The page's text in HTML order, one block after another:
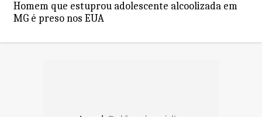
Homem que estuprou adolescente alcoolizada em
MG é preso nos EUA